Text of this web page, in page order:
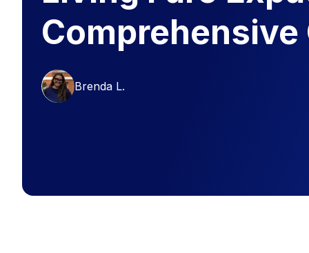
Comprehensive
Brenda L.